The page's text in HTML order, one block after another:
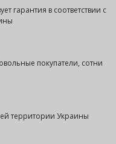
гарантия в соответствии с
покупатели, сотни
территории Украины